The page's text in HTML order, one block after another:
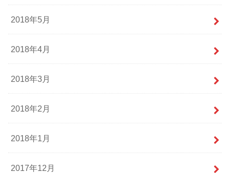
2018年5月
2018年4月
2018年3月
2018年2月
2018年1月
2017年12月